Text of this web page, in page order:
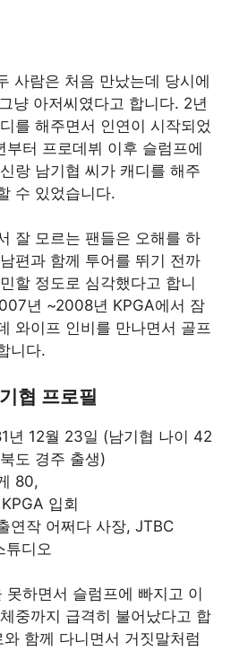
사람은 처음 만났는데 당시에
냥 아저씨였다고 합니다. 2년
를 해주면서 인연이 시작되었
터 프로데뷔 이후 슬럼프에
랑 남기협 씨가 캐디를 해주
수 있었습니다.
잘 모르는 팬들은 오해를 하
편과 함께 투어를 뛰기 전까
할 정도로 심각했다고 합니
년 ~2008년 KPGA에서 잠
와이프 인비를 만나면서 골프
니다.
협 프로필
년 12월 23일 (남기협 나이 42
도 경주 출생)
80,
입회
연작 어쩌다 사장, JTBC
튜디오
하면서 슬럼프에 빠지고 이
중까지 급격히 불어났다고 합
함께 다니면서 거짓말처럼